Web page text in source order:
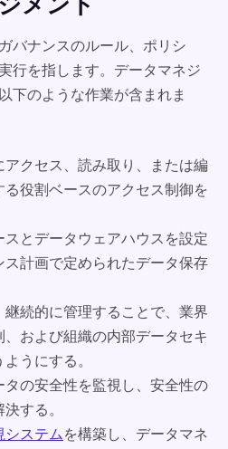
バナンスのルール、ポリシ
行を指します。データマネジ
下のような作業が含まれま
クセス、読み取り、または編
役割ベースのアクセス制御を
とデータウェアハウスを設定
ス計画で定められたデータ保存
継続的に管理することで、業界
および組織の内部データセキ
うにする。
の安全性を監視し、安全性の
する。
システムを構築し、データマネ